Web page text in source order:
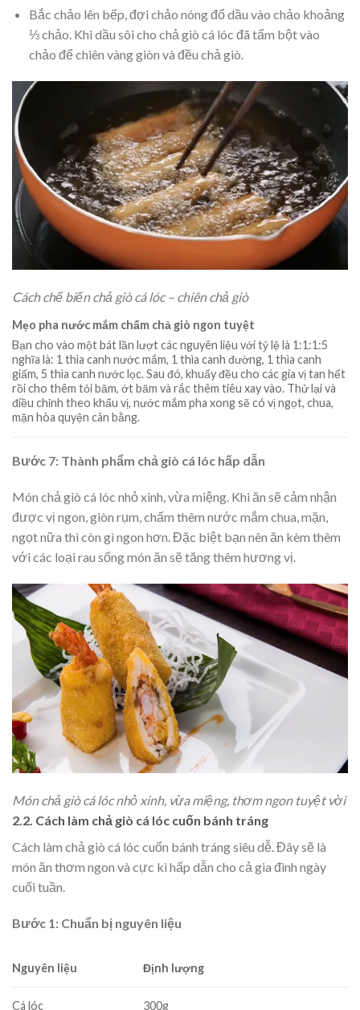
Bắc chảo lên bếp, đợi chảo nóng đổ dầu vào chảo khoảng
⅓ chảo. Khi dầu sôi cho chả giò cá lóc đã tẩm bột vào
chảo để chiên vàng giòn và đều chả giò.
Cách chế biến chả giò cá lóc – chiên chả giò
Mẹo pha nước mắm chấm chả giò ngon tuyệt
Bạn cho vào một bát lần lượt các nguyên liệu với tỷ lệ là 1:1:1:5
nghĩa là: 1 thìa canh nước mắm, 1 thìa canh đường, 1 thìa canh
giấm, 5 thìa canh nước lọc. Sau đó, khuấy đều cho các gia vị tan hết
rồi cho thêm tỏi băm, ớt băm và rắc thêm tiêu xay vào. Thử lại và
điều chỉnh theo khẩu vị, nước mắm pha xong sẽ có vị ngọt, chua,
mặn hòa quyện cân bằng.
Bước 7: Thành phẩm chả giò cá lóc hấp dẫn
Món chả giò cá lóc nhỏ xinh, vừa miệng. Khi ăn sẽ cảm nhận
được vị ngon, giòn rụm, chấm thêm nước mắm chua, mặn,
ngọt nữa thì còn gì ngon hơn. Đặc biệt bạn nên ăn kèm thêm
với các loại rau sống món ăn sẽ tăng thêm hương vị.
Món chả giò cá lóc nhỏ xinh, vừa miệng, thơm ngon tuyệt vời
2.2. Cách làm chả giò cá lóc cuốn bánh tráng
Cách làm chả giò cá lóc cuốn bánh tráng siêu dễ. Đây sẽ là
món ăn thơm ngon và cực kì hấp dẫn cho cả gia đình ngày
cuối tuần.
Bước 1: Chuẩn bị nguyên liệu
Nguyên liệu Định lượng
Cá lóc 300g